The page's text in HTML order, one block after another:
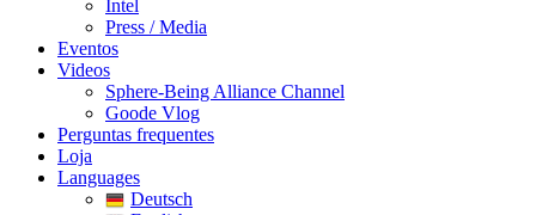
Intel
Press / Media
Eventos
Videos
Sphere-Being Alliance Channel
Goode Vlog
Perguntas frequentes
Loja
Languages
Deutsch